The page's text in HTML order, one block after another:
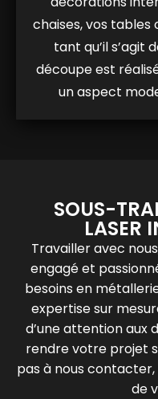
chaises, vos
tant qu’il s’agit
découpe est
un aspect
SOUS-
LASER
Travailler avec
engagé et
besoins en
expertise sur
d’une attention aux
rendre votre projet
pas à nous
de